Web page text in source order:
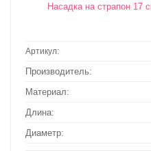
Насадка на страпон 17
Артикул:
Производитель:
Материал:
Длина:
Диаметр: